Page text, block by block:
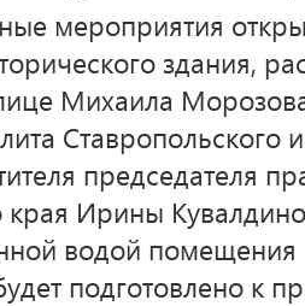
мероприятия
здания,
Михаила
Ставропольского
председателя
края Ирины
водой помещения
подготовлено к